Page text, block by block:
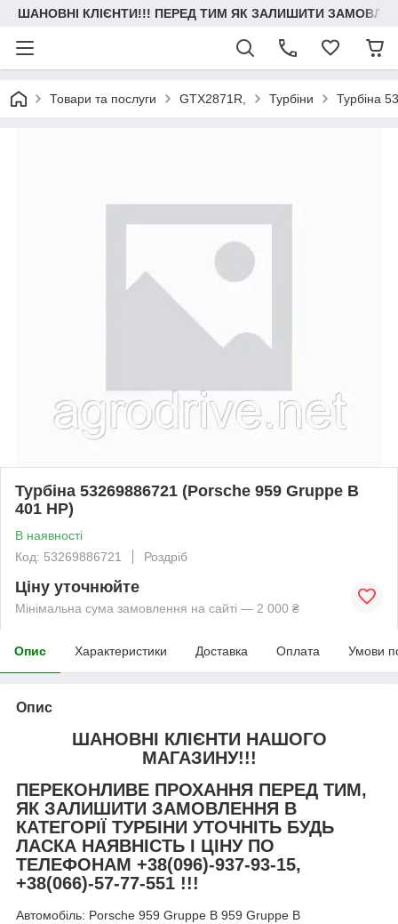
ШАНОВНІ КЛІЄНТИ!!! ПЕРЕД ТИМ ЯК ЗАЛИШИТИ
Товари та послуги GTX2871R, Турбіни Турбіна
Турбіна 53269886721 (Porsche 959 Gruppe B
401 HP)
В наявності
Код: 53269886721
Роздріб
Ціну уточнюйте
Мінімальна сума замовлення на сайті — 2 000 ₴
Опис Характеристики Доставка Оплата Умови
Опис
ШАНОВНІ КЛІЄНТИ НАШОГО
МАГАЗИНУ!!!
ПЕРЕКОНЛИВЕ ПРОХАННЯ ПЕРЕД ТИМ,
ЯК ЗАЛИШИТИ ЗАМОВЛЕННЯ В
КАТЕГОРІЇ ТУРБІНИ УТОЧНІТЬ БУДЬ
ЛАСКА НАЯВНІСТЬ І ЦІНУ ПО
ТЕЛЕФОНАМ +38(096)-937-93-15,
+38(066)-57-77-551 !!!
Автомобіль: Porsche 959 Gruppe B 959 Gruppe B